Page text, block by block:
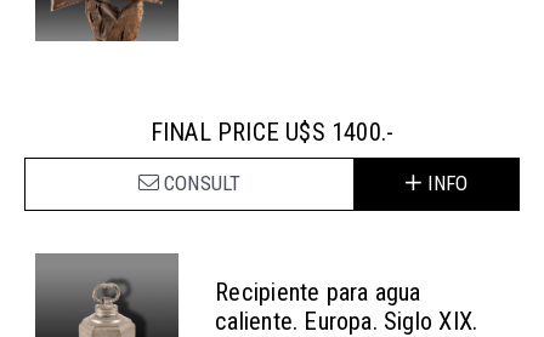
FINAL PRICE U$S 1400.-
CONSULT INFO
Recipiente para agua
caliente. Europa. Siglo XIX.